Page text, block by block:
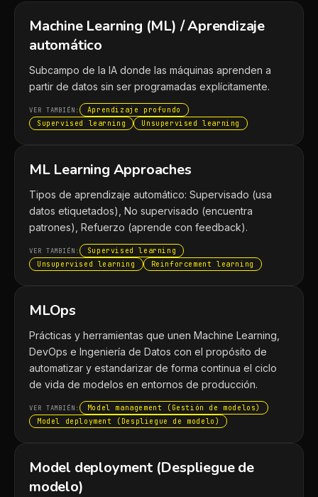
Machine Learning (ML) / Aprendizaje
automático
Subcampo de la IA donde las máquinas aprenden a
partir de datos sin ser programadas explícitamente.
VER TAMBIÉN:
Aprendizaje profundo
Supervised learning
Unsupervised learning
ML Learning Approaches
Tipos de aprendizaje automático: Supervisado (usa
datos etiquetados), No supervisado (encuentra
patrones), Refuerzo (aprende con feedback).
VER TAMBIÉN:
Supervised learning
Unsupervised learning
Reinforcement learning
MLOps
Prácticas y herramientas que unen Machine Learning,
DevOps e Ingeniería de Datos con el propósito de
automatizar y estandarizar de forma continua el ciclo
de vida de modelos en entornos de producción.
VER TAMBIÉN:
Model management (Gestión de modelos)
Model deployment (Despliegue de modelo)
Model deployment (Despliegue de
modelo)